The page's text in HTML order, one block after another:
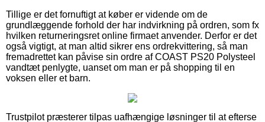
Tillige er det fornuftigt at køber er vidende om de
grundlæggende forhold der har indvirkning på ordren, som fx
hvilken returneringsret online firmaet anvender. Derfor er det
også vigtigt, at man altid sikrer ens ordrekvittering, så man
fremadrettet kan påvise sin ordre af COAST PS20 Polysteel
vandtæt penlygte, uanset om man er på shopping til en
voksen eller et barn.
Trustpilot præsterer tilpas uafhængige løsninger til at efterse